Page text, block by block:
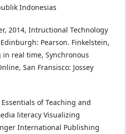
Indonesias
2014, Intructional Technology
Pearson. Finkelstein,
in real time, Synchronous
San Fransisco: Jossey
of Teaching and
literacy Visualizing
International Publishing